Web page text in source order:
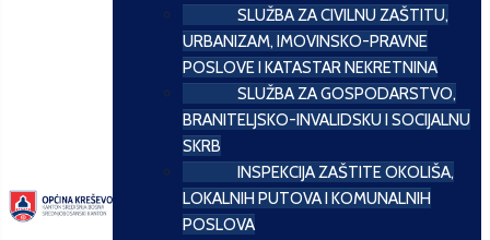
SLUŽBA ZA CIVILNU ZAŠTITU,
URBANIZAM, IMOVINSKO-PRAVNE
POSLOVE I KATASTAR NEKRETNINA
SLUŽBA ZA GOSPODARSTVO,
BRANITELJSKO-INVALIDSKU I SOCIJALNU
SKRB
INSPEKCIJA ZAŠTITE OKOLIŠA,
LOKALNIH PUTOVA I KOMUNALNIH
POSLOVA